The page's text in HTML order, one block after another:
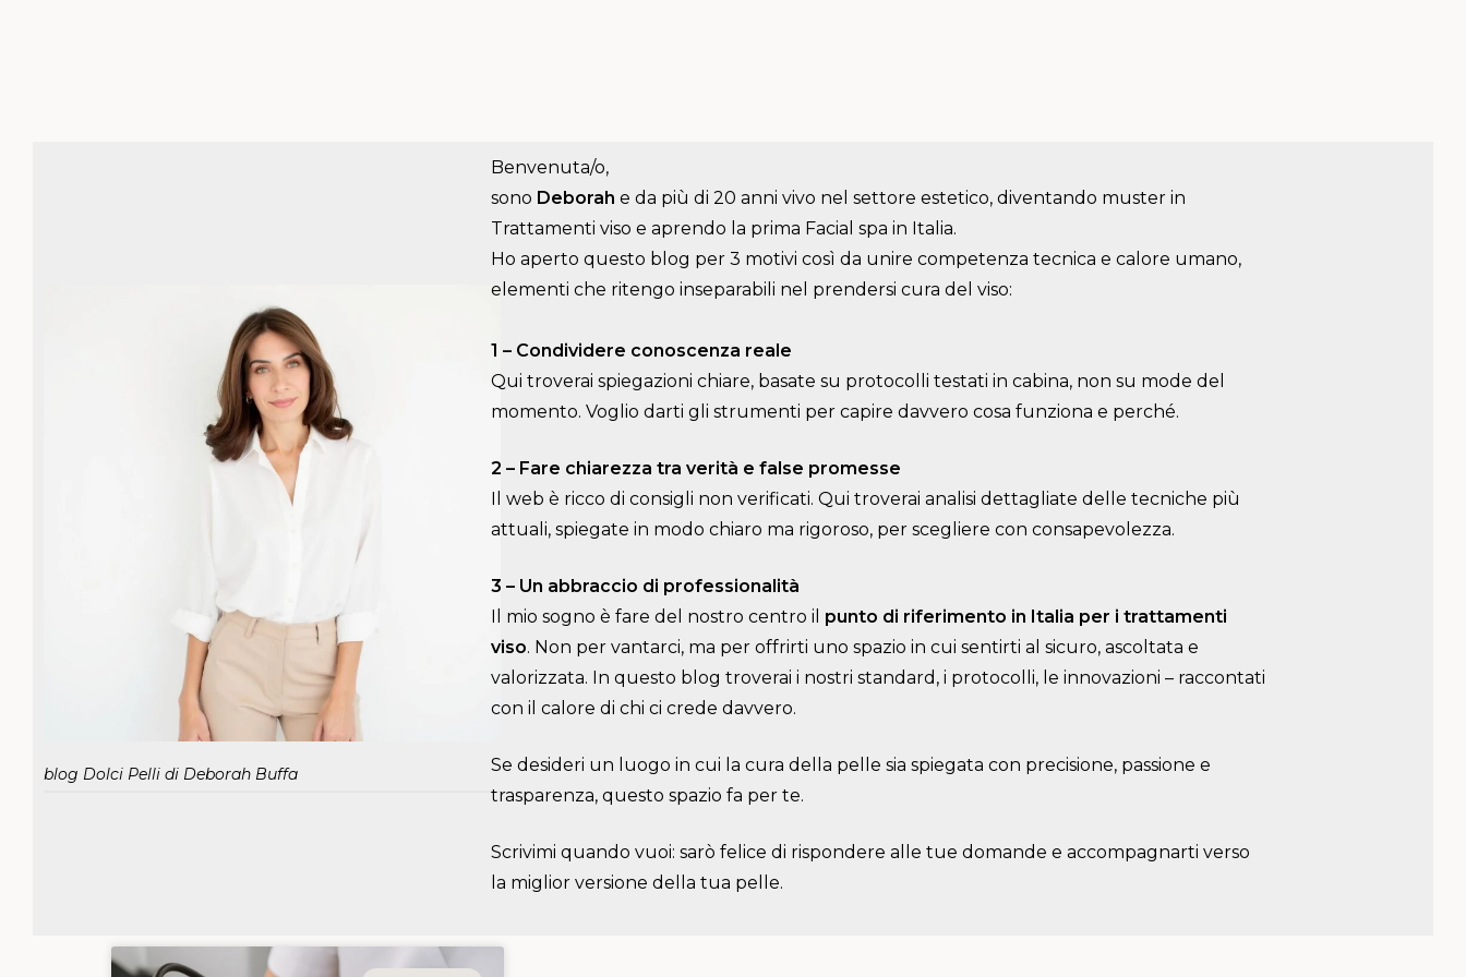
blog Dolci Pelli di Deborah Buffa
Benvenuta/o,
sono Deborah e da più di 20 anni vivo nel settore estetico, diventando muster in
Trattamenti viso e aprendo la prima Facial spa in Italia.
Ho aperto questo blog per 3 motivi così da unire competenza tecnica e calore umano,
elementi che ritengo inseparabili nel prendersi cura del viso:
1 – Condividere conoscenza reale
Qui troverai spiegazioni chiare, basate su protocolli testati in cabina, non su mode del
momento. Voglio darti gli strumenti per capire davvero cosa funziona e perché.
2 – Fare chiarezza tra verità e false promesse
Il web è ricco di consigli non verificati. Qui troverai analisi dettagliate delle tecniche più
attuali, spiegate in modo chiaro ma rigoroso, per scegliere con consapevolezza.
3 – Un abbraccio di professionalità
Il mio sogno è fare del nostro centro il punto di riferimento in Italia per i trattamenti
viso. Non per vantarci, ma per offrirti uno spazio in cui sentirti al sicuro, ascoltata e
valorizzata. In questo blog troverai i nostri standard, i protocolli, le innovazioni – raccontati
con il calore di chi ci crede davvero.
Se desideri un luogo in cui la cura della pelle sia spiegata con precisione, passione e
trasparenza, questo spazio fa per te.
Scrivimi quando vuoi: sarò felice di rispondere alle tue domande e accompagnarti verso
la miglior versione della tua pelle.